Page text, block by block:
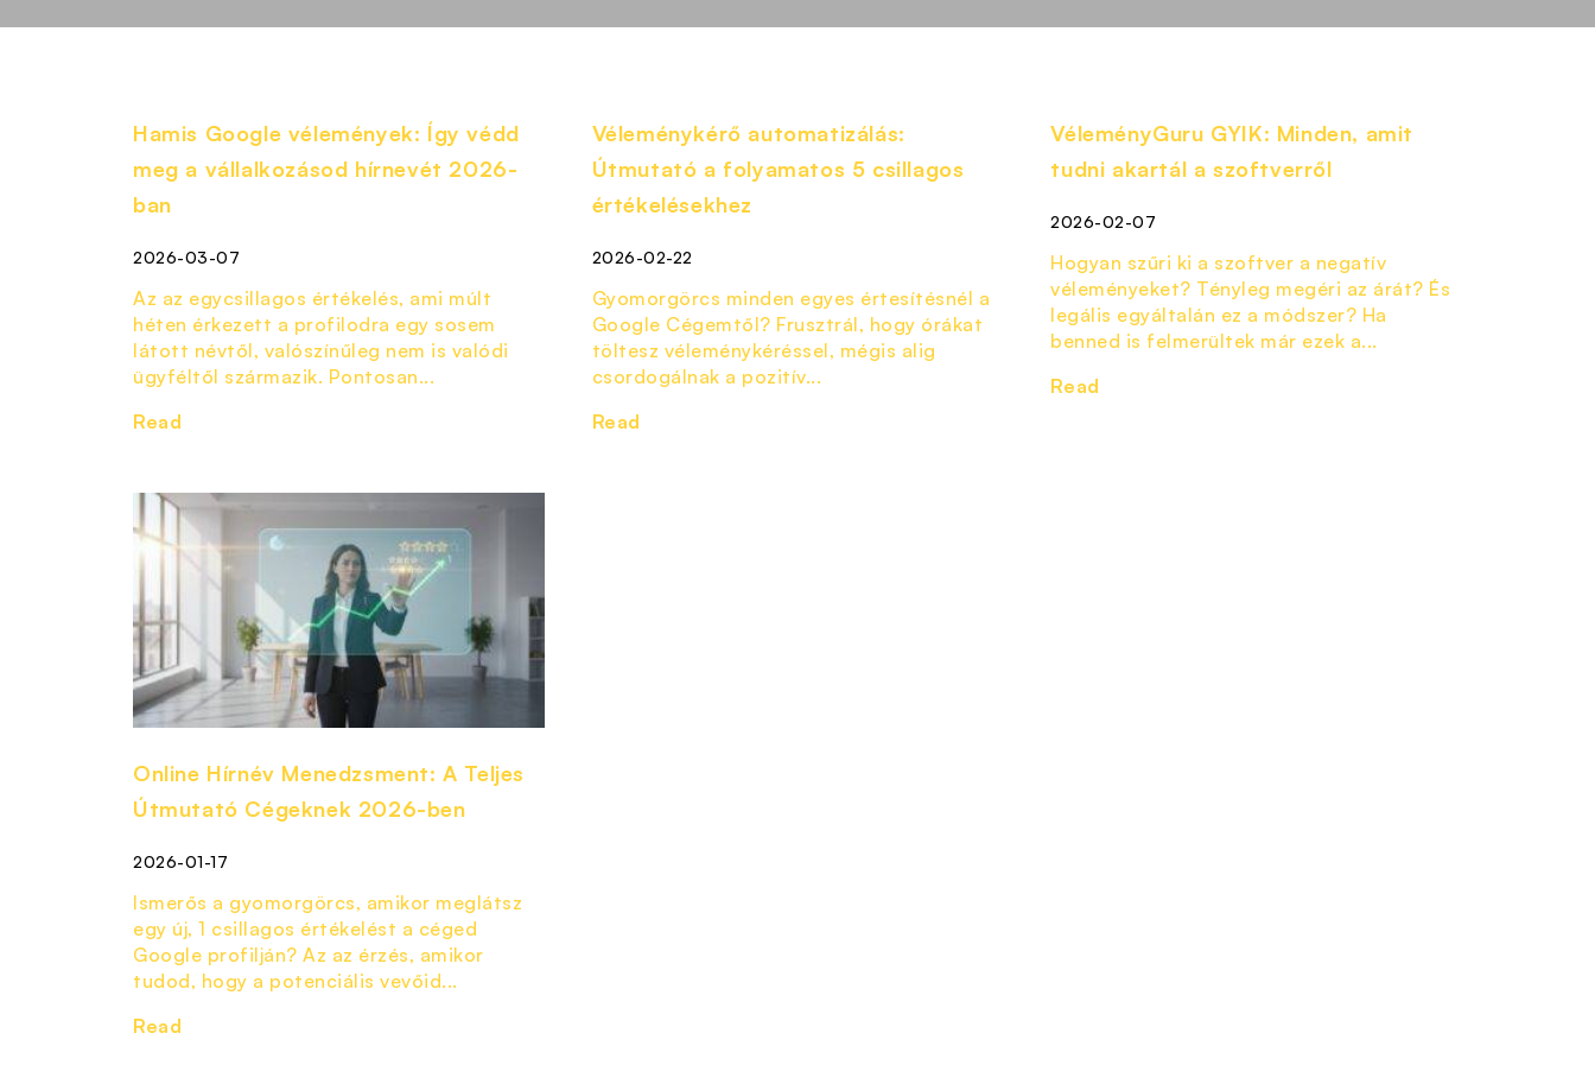
Hamis Google vélemények: Így védd
meg a vállalkozásod hírnevét 2026-
ban
2026-03-07
Az az egycsillagos értékelés, ami múlt
héten érkezett a profilodra egy sosem
látott névtől, valószínűleg nem is valódi
ügyféltől származik. Pontosan...
Read
Véleménykérő automatizálás:
Útmutató a folyamatos 5 csillagos
értékelésekhez
2026-02-22
Gyomorgörcs minden egyes értesítésnél a
Google Cégemtől? Frusztrál, hogy órákat
töltesz véleménykéréssel, mégis alig
csordogálnak a pozitív...
Read
VéleményGuru GYIK: Minden, amit
tudni akartál a szoftverről
2026-02-07
Hogyan szűri ki a szoftver a negatív
véleményeket? Tényleg megéri az árát? És
legális egyáltalán ez a módszer? Ha
benned is felmerültek már ezek a...
Read
Online Hírnév Menedzsment: A Teljes
Útmutató Cégeknek 2026-ben
2026-01-17
Ismerős a gyomorgörcs, amikor meglátsz
egy új, 1 csillagos értékelést a céged
Google profilján? Az az érzés, amikor
tudod, hogy a potenciális vevőid...
Read